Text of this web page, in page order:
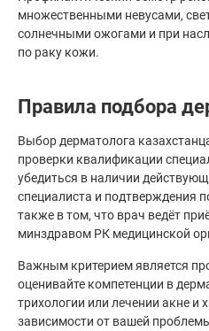
множественными невусами,
солнечными ожогами и при
по раку кожи.
Правила подбора
Выбор дерматолога
проверки квалификации
убедиться в наличии
специалиста и подтверждения
также в том, что врач ведёт
минздравом РК медицинской
Важным критерием является
оценивайте компетенции в
трихологии или лечении акне и
зависимости от вашей